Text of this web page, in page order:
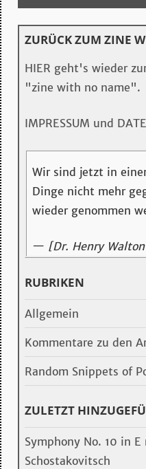
ZURÜCK ZUM ZINE
HIER geht's wieder
"zine with no name".
IMPRESSUM und
Wir sind jetzt in
Dinge nicht mehr
wieder genommen
— [Dr. Henry Walton
RUBRIKEN
Allgemein
Kommentare zu den
Random Snippets of
ZULETZT
Symphony No. 10 in
Schostakovitsch